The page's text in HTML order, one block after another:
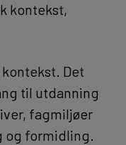
kontekst,
Det
til utdanning
fagmiljøer
og formidling.